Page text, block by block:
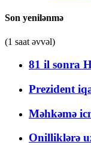
Son yenilənmə
(1 saat əvvəl)
81 il sonra
Prezident
Məhkəmə
Onilliklərə